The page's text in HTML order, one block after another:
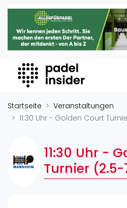
Padel Insider
Home
Organisationen
Buchungssysteme
Padel-Shops
Padel-Marken
Verschiedenes
Veranstaltungen
Startseite
Veranstaltungen
11:30 Uhr - Golden Court
11:30 Uhr -
Turnier